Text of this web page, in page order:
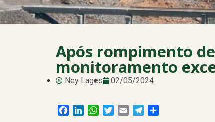
Após rompimento
monitoramento
Ney Lages 02/05/2024
Facebook
LinkedInWhatsApp
Twitter
Email Telegram